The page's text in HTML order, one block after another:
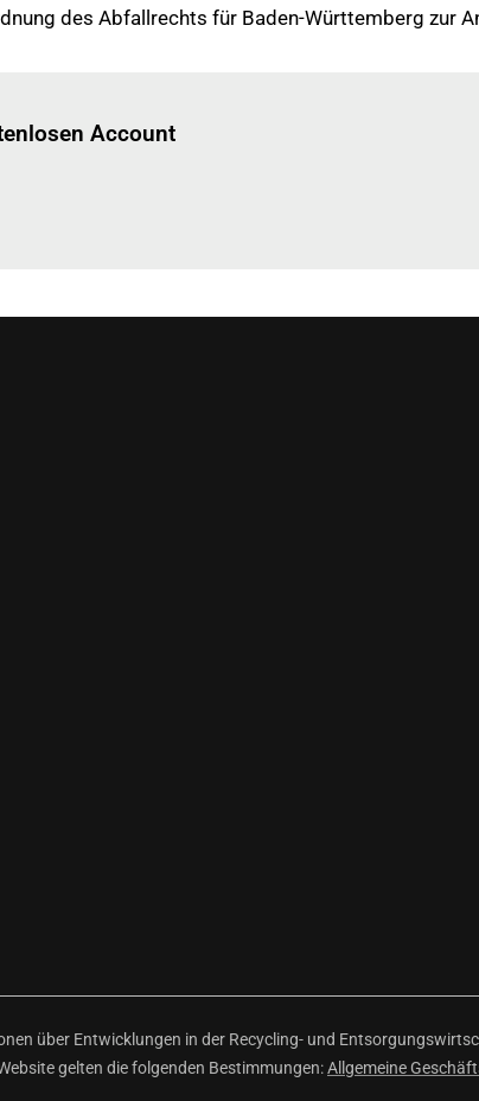
des Abfallrechts für Baden-Württemberg zur
Account
über Entwicklungen in der Recycling- und
gelten die folgenden Bestimmungen:Allgemeine